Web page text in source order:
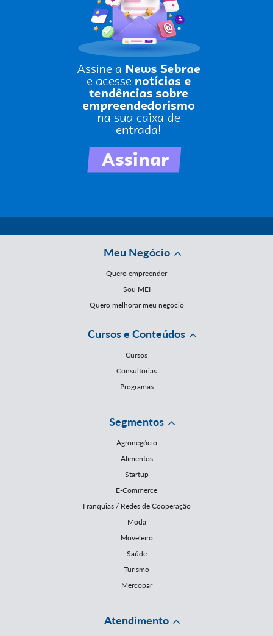
Meu Negócio
Quero empreender
Sou MEI
Quero melhorar meu negócio
Cursos e Conteúdos
Cursos
Consultorias
Programas
Segmentos
Agronegócio
Alimentos
Startup
E-Commerce
Franquias / Redes de Cooperação
Moda
Moveleiro
Saúde
Turismo
Mercopar
Atendimento